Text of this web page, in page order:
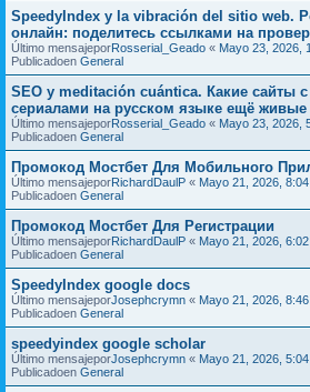
SpeedyIndex y la vibración del sitio web.
онлайн: поделитесь ссылками на
Último mensajeporRosserial_Geado « Mayo 23, 2026,
Publicadoen General
SEO y meditación cuántica. Какие сайты
сериалами на русском языке ещё живые
Último mensajeporRosserial_Geado « Mayo 23, 2026,
Publicadoen General
Промокод Мостбет Для Мобильного
Último mensajeporRichardDaulP « Mayo 21, 2026,
Publicadoen General
Промокод Мостбет Для Регистрации
Último mensajeporRichardDaulP « Mayo 21, 2026,
Publicadoen General
SpeedyIndex google docs
Último mensajeporJosephcrymn « Mayo 21, 2026,
Publicadoen General
speedyindex google scholar
Último mensajeporJosephcrymn « Mayo 21, 2026,
Publicadoen General